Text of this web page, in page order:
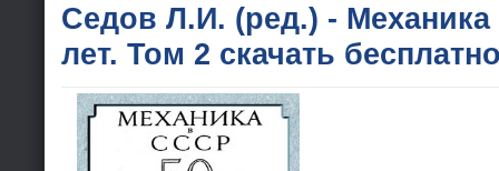
Седов Л.И. (ред.) -
лет. Том 2 скачать